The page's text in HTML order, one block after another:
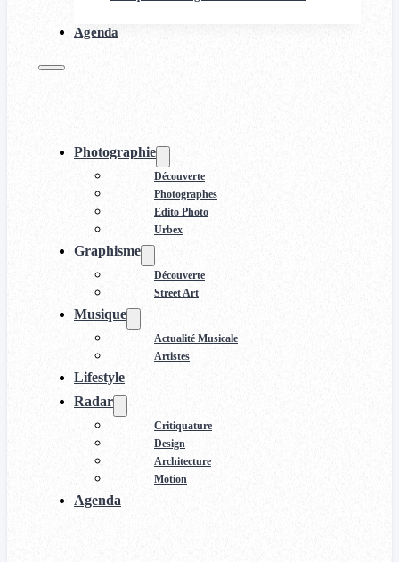
Agenda
Photographie
Découverte
Photographes
Edito Photo
Urbex
Graphisme
Découverte
Street Art
Musique
Actualité Musicale
Artistes
Lifestyle
Radar
Critiquature
Design
Architecture
Motion
Agenda